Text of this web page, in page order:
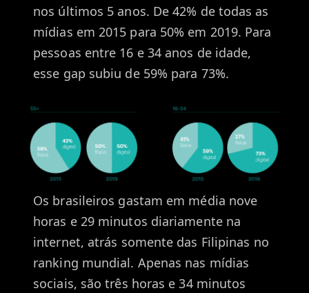
nos últimos 5 anos. De 42% de todas as
mídias em 2015 para 50% em 2019. Para
pessoas entre 16 e 34 anos de idade,
esse gap subiu de 59% para 73%.
Os brasileiros gastam em média nove
horas e 29 minutos diariamente na
internet, atrás somente das Filipinas no
ranking mundial. Apenas nas mídias
sociais, são três horas e 34 minutos